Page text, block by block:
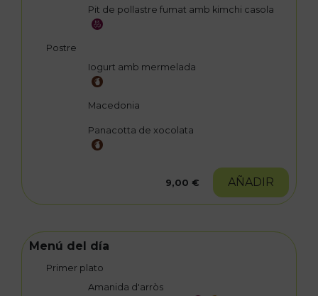
Pit de pollastre fumat amb kimchi casola
Postre
Iogurt amb mermelada
Macedonia
Panacotta de xocolata
9,00 € AÑADIR
Menú del día
Primer plato
Amanida d'arròs